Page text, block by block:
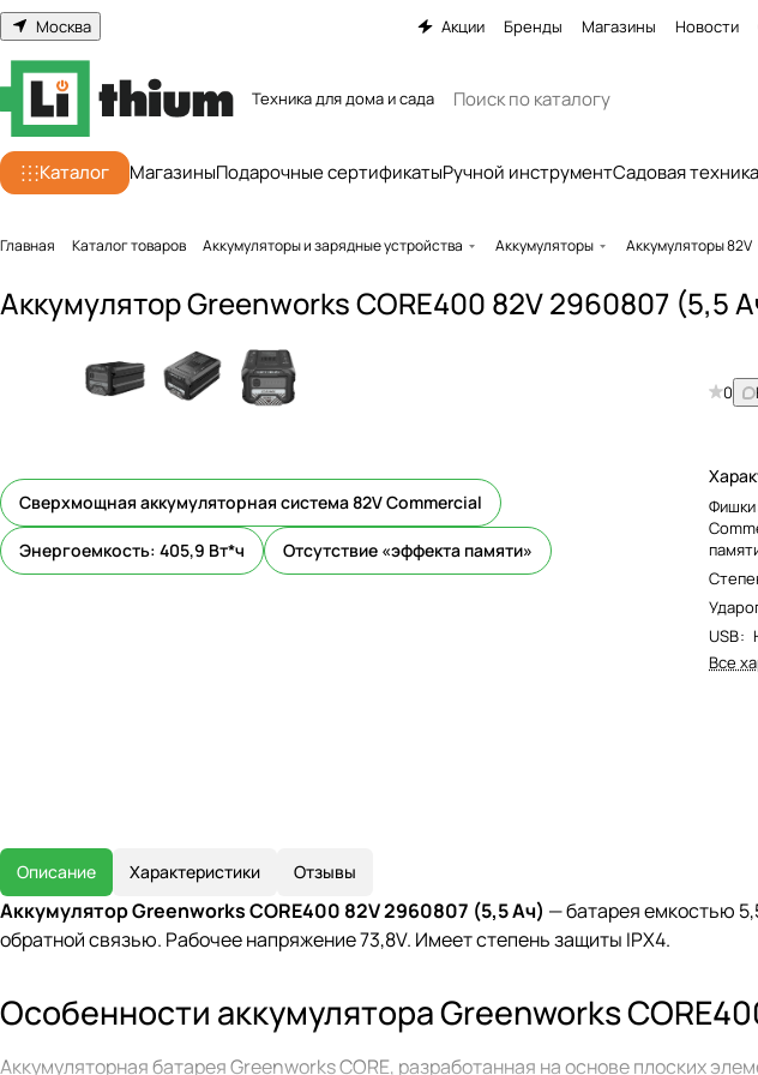
Москва Акции Бренды Магазины Новости
Техника для дома и сада
Каталог МагазиныПодарочные сертификатыРучной инструментСадовая техника
Главная Каталог товаров Аккумуляторы и зарядные устройства Аккумуляторы Аккумуляторы 82V
Аккумулятор Greenworks CORE400 82V 2960807 (5,5
Сверхмощная аккумуляторная система 82V Commercial
Энергоемкость: 405,9 Вт*ч Отсутствие «эффекта памяти»
0
Фишки
USB:
Все
Описание Характеристики Отзывы
Аккумулятор Greenworks CORE400 82V 2960807 (5,5 Ач) — батарея емкостью
обратной связью. Рабочее напряжение 73,8V. Имеет степень защиты IPX4.
Особенности аккумулятора Greenworks
Аккумуляторная батарея Greenworks CORE, разработанная на основе плоских